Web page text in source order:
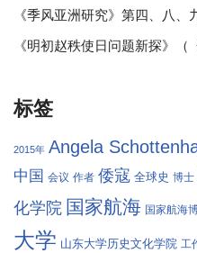
《季风亚洲研究》第四、八、
《明初赵秩使日问题新探》（
标签
2015年 Angela
中国 会议 作者 倭寇 全球史 博士
化学院 国家航海 国家航海
大学 山东大学历史文化学院 工